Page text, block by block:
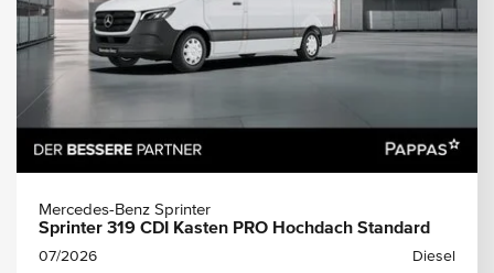
Mercedes-Benz Sprinter
Sprinter 319 CDI Kasten PRO Hochdach Standard
07/2026
Diesel